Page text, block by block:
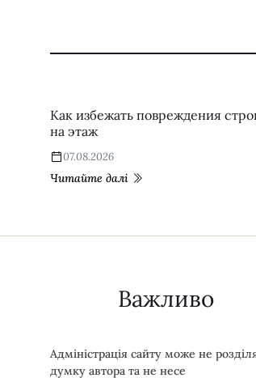
Как избежать повреждения
на этаж
07.08.2026
Читайте далі
Важливо
Адміністрація сайту може не
думку автора та не несе